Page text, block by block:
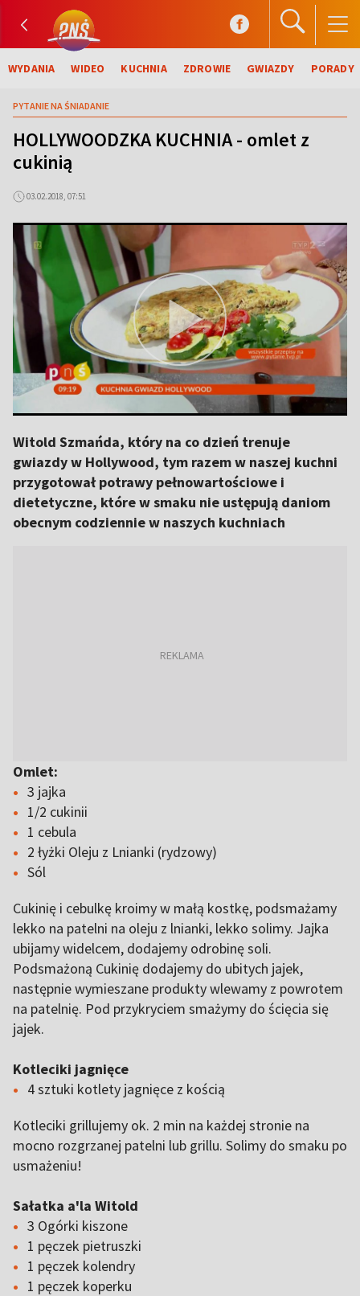
WYDANIA WIDEO KUCHNIA ZDROWIE GWIAZDY PORADY
PYTANIE NA ŚNIADANIE
HOLLYWOODZKA KUCHNIA - omlet z
cukinią
03.02.2018, 07:51
Witold Szmańda, który na co dzień trenuje
gwiazdy w Hollywood, tym razem w naszej kuchni
przygotował potrawy pełnowartościowe i
dietetyczne, które w smaku nie ustępują daniom
obecnym codziennie w naszych kuchniach
Omlet:
3 jajka
1/2 cukinii
1 cebula
2 łyżki Oleju z Lnianki (rydzowy)
Sól
Cukinię i cebulkę kroimy w małą kostkę, podsmażamy
lekko na patelni na oleju z lnianki, lekko solimy. Jajka
ubijamy widelcem, dodajemy odrobinę soli.
Podsmażoną Cukinię dodajemy do ubitych jajek,
następnie wymieszane produkty wlewamy z powrotem
na patelnię. Pod przykryciem smażymy do ścięcia się
jajek.
Kotleciki jagnięce
4 sztuki kotlety jagnięce z kością
Kotleciki grillujemy ok. 2 min na każdej stronie na
mocno rozgrzanej patelni lub grillu. Solimy do smaku po
usmażeniu!
Sałatka a'la Witold
3 Ogórki kiszone
1 pęczek pietruszki
1 pęczek kolendry
1 pęczek koperku